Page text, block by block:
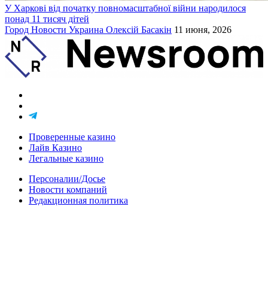
У Харкові від початку повномасштабної війни народилося
понад 11 тисяч дітей
Город Новости Украина Олексій Басакін 11 июня, 2026
Проверенные казино
Лайв Казино
Легальные казино
Персоналии/Досье
Новости компаний
Редакционная политика